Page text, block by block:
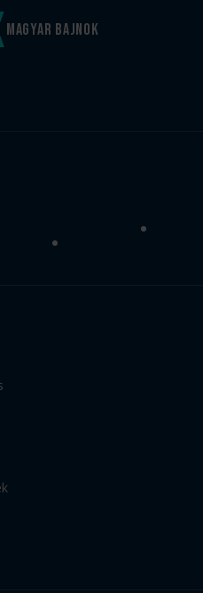
Magyar bajnok